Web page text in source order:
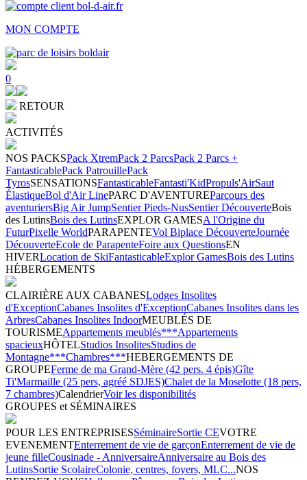
MON COMPTE
0
RETOUR
ACTIVITÉS
NOS PACKSPack XtremPack 2 ParcsPack 2 Parcs +
FantasticablePack PatrouillePack
TyrosSENSATIONSFantasticableFantasti'KidPropuls'AirSaut
ÉlastiqueBol d'Air LinePARC D'AVENTUREParcours des
aventuriersBig Air JumpSentier Pieds-NusSentier DécouverteBois
des LutinsBois des LutinsEXPLOR GAMESA l'Origine du
FuturPixelle WorldPARAPENTEVol Biplace DécouverteJournée
DécouverteEcole de ParapenteFoire aux QuestionsEN
HIVERLocation de SkiFantasticableExplor GamesBois des Lutins
HÉBERGEMENTS
CLAIRIÈRE AUX CABANESLodges Insolites
d'ExceptionCabanes Insolites d'ExceptionCabanes Insolites dans les
ArbresCabanes Insolites IndoorMEUBLÉS DE
TOURISMEAppartements meublés***Appartements
spacieuxHÔTELStudios InsolitesStudios de
Montagne***Chambres***HEBERGEMENTS DE
GROUPEFerme de ma Grand-Mère (42 pers. 4 épis)Gîte
Ti'Marmaille (25 pers, agréé SDJES)Chalet de la Moselotte (18 pers,
7 chambres)CalendrierVoir les disponibilités
GROUPES et SÉMINAIRES
POUR LES ENTREPRISESSéminaireSortie CEVOTRE
EVENEMENTEnterrement de vie de garçonEnterrement de vie de
jeune filleCousinade - AnniversaireAnniversaire au Bois des
LutinsSortie ScolaireColonie, centres, foyers, MLC...NOS